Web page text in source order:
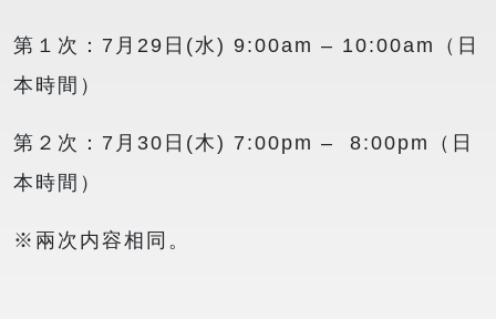
第１次：7月29日(水) 9:00am – 10:00am（日
本時間）
第２次：7月30日(木) 7:00pm – 8:00pm（日
本時間）
※兩次内容相同。